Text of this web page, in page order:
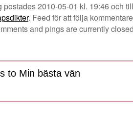
postades 2010-05-01 kl. 19:46 och
. Feed för att följa
and pings are currently
to Min bästa vän